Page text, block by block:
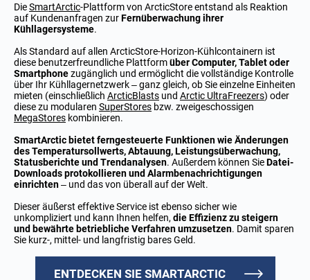
DieSmartArctic-Plattform von ArcticStore entstand als Reaktion
auf Kundenanfragen zurFernüberwachung ihrer
Kühllagersysteme.
Als Standard auf allen ArcticStore-Horizon-Kühlcontainern ist
diese benutzerfreundliche Plattformüber Computer, Tablet oder
Smartphonezugänglich und ermöglicht die vollständige Kontrolle
über Ihr Kühllagernetzwerk – ganz gleich, ob Sie einzelne Einheiten
mieten (einschließlich ArcticBlasts und Arctic UltraFreezers) oder
diese zu modularen SuperStores bzw. zweigeschossigen
MegaStores kombinieren.
SmartArctic bietet ferngesteuerte Funktionen wie Änderungen
des Temperatursollwerts, Abtauung, Leistungsüberwachung,
Statusberichte und Trendanalysen. Außerdem können SieDatei-
Downloads protokollieren und Alarmbenachrichtigungen
einrichten– und das von überall auf der Welt.
Dieser äußerst effektive Service ist ebenso sicher wie
unkompliziert und kann Ihnen helfen, die Effizienz zu steigern
und bewährte betriebliche Verfahren umzusetzen. Damit sparen
Sie kurz-, mittel- und langfristig bares Geld.
ENTDECKEN SIE SMARTARCTIC